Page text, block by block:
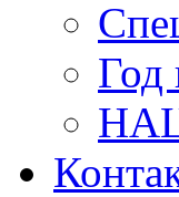
Год